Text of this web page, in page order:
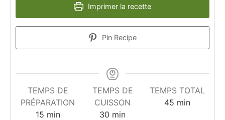
Imprimer la recette
Pin Recipe
TEMPS DE
PRÉPARATION
15minutes
min
TEMPS DE
CUISSON
30 minutes
min
TEMPS TOTAL
45minutes
min